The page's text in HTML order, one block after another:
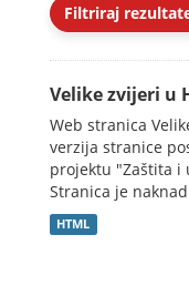
Filtriraj
Velike zvijeri u
Web stranica
verzija stranice
projektu "Zaštita i
Stranica je
HTML